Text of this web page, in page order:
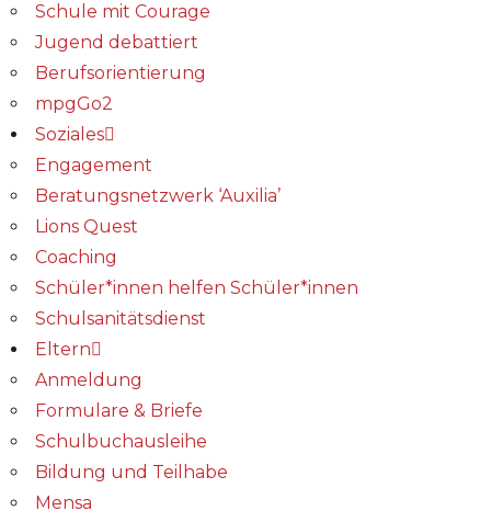
Schule mit Courage
Jugend debattiert
Berufsorientierung
mpgGo2
Soziales
Engagement
Beratungsnetzwerk ‘Auxilia’
Lions Quest
Coaching
Schüler*innen helfen Schüler*innen
Schulsanitätsdienst
Eltern
Anmeldung
Formulare & Briefe
Schulbuchausleihe
Bildung und Teilhabe
Mensa